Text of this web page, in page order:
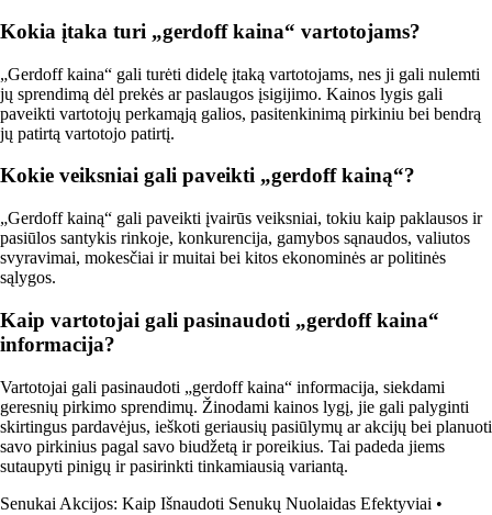
Kokia įtaka turi „gerdoff kaina“ vartotojams?
„Gerdoff kaina“ gali turėti didelę įtaką vartotojams, nes ji gali nulemti
jų sprendimą dėl prekės ar paslaugos įsigijimo. Kainos lygis gali
paveikti vartotojų perkamąją galios, pasitenkinimą pirkiniu bei bendrą
jų patirtą vartotojo patirtį.
Kokie veiksniai gali paveikti „gerdoff kainą“?
„Gerdoff kainą“ gali paveikti įvairūs veiksniai, tokiu kaip paklausos ir
pasiūlos santykis rinkoje, konkurencija, gamybos sąnaudos, valiutos
svyravimai, mokesčiai ir muitai bei kitos ekonominės ar politinės
sąlygos.
Kaip vartotojai gali pasinaudoti „gerdoff kaina“
informacija?
Vartotojai gali pasinaudoti „gerdoff kaina“ informacija, siekdami
geresnių pirkimo sprendimų. Žinodami kainos lygį, jie gali palyginti
skirtingus pardavėjus, ieškoti geriausių pasiūlymų ar akcijų bei planuoti
savo pirkinius pagal savo biudžetą ir poreikius. Tai padeda jiems
sutaupyti pinigų ir pasirinkti tinkamiausią variantą.
Senukai Akcijos: Kaip Išnaudoti Senukų Nuolaidas Efektyviai •